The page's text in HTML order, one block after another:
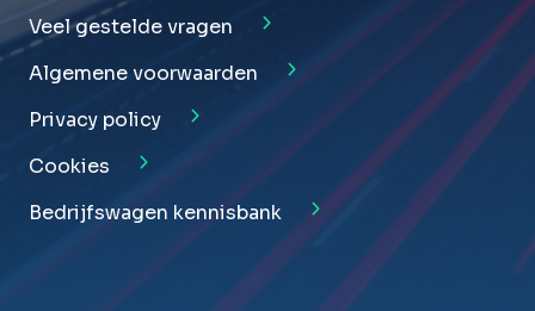
Veel gestelde vragen
Algemene voorwaarden
Privacy policy
Cookies
Bedrijfswagen kennisbank